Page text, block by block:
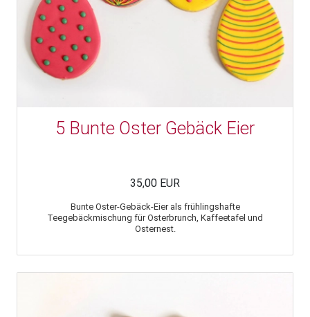
5 Bunte Oster Gebäck Eier
35,00 EUR
Bunte Oster-Gebäck-Eier als frühlingshafte
Teegebäckmischung für Osterbrunch, Kaffeetafel und
Osternest.